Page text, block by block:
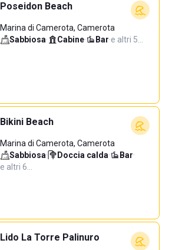
Poseidon Beach
Marina di Camerota, Camerota
Sabbiosa· Cabine· Bar·e altri 5…
Bikini Beach
Marina di Camerota, Camerota
Sabbiosa· Doccia calda· Bar·
e altri 6…
Lido La Torre Palinuro